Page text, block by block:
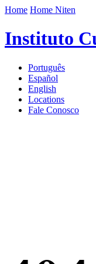
Home Home Niten
Instituto
Português
Español
English
Locations
Fale Conosco